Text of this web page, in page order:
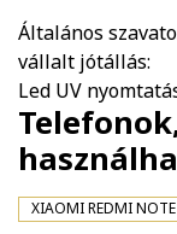
Általános
vállalt jótállás:
Led UV
XIAOMI REDMI